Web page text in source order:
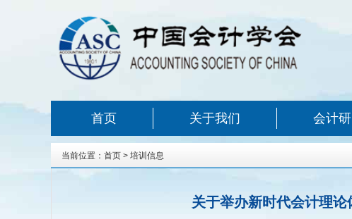
首页 关于我们 会计
当前位置： 首页 > 培训信息
关于举办新时代会计理论